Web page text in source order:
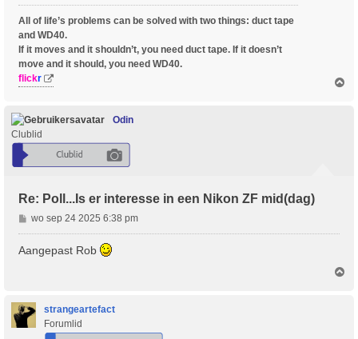
All of life’s problems can be solved with two things: duct tape
and WD40.
If it moves and it shouldn’t, you need duct tape. If it doesn’t
move and it should, you need WD40.
flickr
Odin
Clublid
Re: Poll...Is er interesse in een Nikon ZF mid(dag)
B
e
r
t
wo sep 24 2025 6:38 pm
Aangepast Rob
strangeartefact
Forumlid